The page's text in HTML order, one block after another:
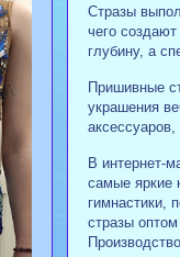
Стразы
чего
глубину, а
Пришивные
украшения
аксессуаров,
В интернет-
самые яркие
гимнастики,
стразы